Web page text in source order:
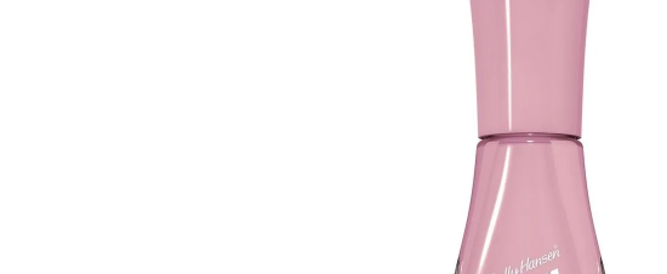
agua micelar
máscara pestañas